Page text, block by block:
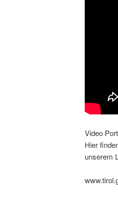
Video
Hier
unserem